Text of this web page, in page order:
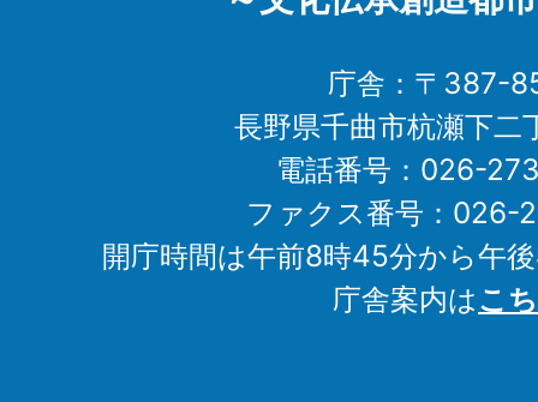
庁舎：〒387-
長野県千曲市杭瀬下二
電話番号：026-
ファクス番号：026-
開庁時間は午前8時45分から午
庁舎案内はこ